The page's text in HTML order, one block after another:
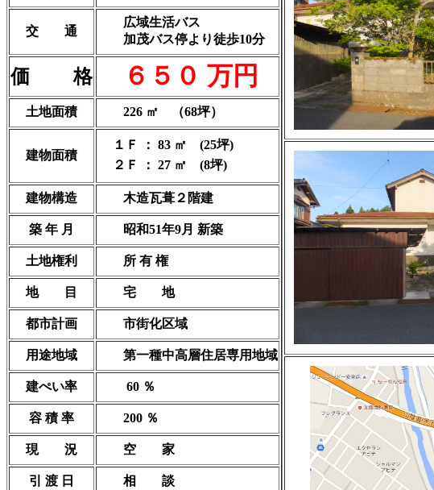
交 通
広域生活バス
加茂バス停より徒歩10分
価 格 ６５０ 万円
土地面積 226 ㎡ （68坪）
建物面積
１Ｆ ： 83 ㎡ (25坪)
２Ｆ
： 27 ㎡ (8坪)
建物構造 木造瓦葺２階建
築 年 月 昭和51年9月 新築
土地権利 所 有 権
地 目 宅 地
都市計画 市街化区域
用途地域 第一種中高層住居専用地域
建ぺい率 60 ％
容 積 率 200 ％
現 況 空 家
引 渡 日 相 談